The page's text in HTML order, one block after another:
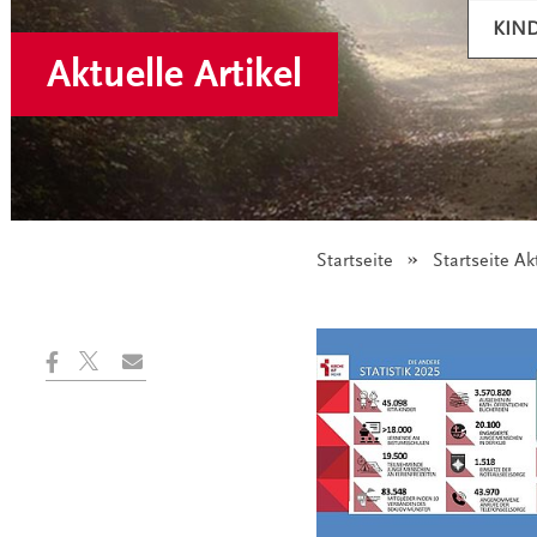
Aktuelle Artikel
Startseite Startseite